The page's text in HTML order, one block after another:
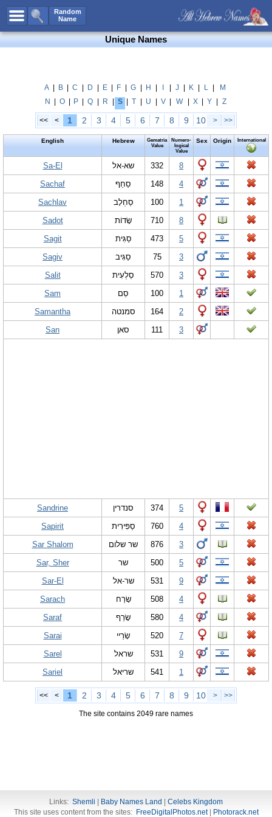
Random
Name
All Names
Boy Names
Unisex Names
Popular Names
Unique Names
Celebs B. Days
Numerology
Add Name
Contact Us
Unique Names
A B C D E F G H J K L
M
N
O P Q R S T U V W X Y Z
<< < 1 2 3 4 5 6 7 8 9 10 > >>
English Hebrew
Gematria
Value
Numero-
logical
Value
Sex Origin International
Sa-El שא-אל 332
8
Sachaf
סַחַף 148
4
Sachlav
סַחְלָב 100
1
Sadot
שָׂדוֹת 710
8
Sagit
סַגִּית 473
5
Sagiv
סַגִּיב 75
3
Salit
סַלְעִית 570
3
Sam
סֵם 100
1
Samantha
סמנטה 164
2
San
סאן 111 3
Sandrine סנדרין 374
5
Sapirit
סַפִּירִית 760
4
Sar Shalom
שר שלום 876
3
Sar, Sher
שר 500
5
Sar-El
שר-אל 531
9
Sarach
שָׂרַח 508
4
Saraf
שָׂרַף 580
4
Sarai
שָׂרַיי 520
7
Sarel
שראל 531
9
Sariel
שריאל 541 1
<< < 1 2 3 4 5 6 7 8 9 10 > >>
The site contains 2049 rare names
Links: Shemli Baby Names Land
Celebs Kingdom
This site uses content from the sites: FreeDigitalPhotos.net| Photorack.net